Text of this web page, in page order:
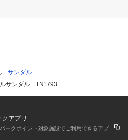
サンダル
ルサンダル TN1793
アプリ
ークポイント対象施設でご利用できるアプ